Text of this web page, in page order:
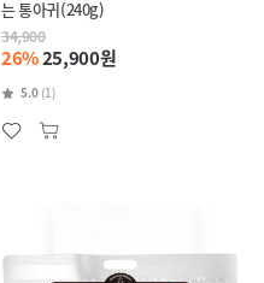
는 통아귀(240g)
34,900
26%25,900원
5.0 (1)